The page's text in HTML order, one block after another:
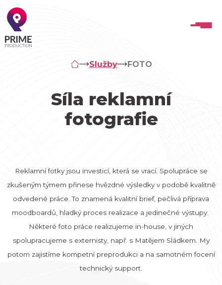
Služby FOTO
Síla reklamní
fotografie
Reklamní fotky jsou investicí, která se vrací. Spolupráce se
zkušeným týmem přinese hvězdné výsledky v podobě kvalitně
odvedené práce. To znamená kvalitní brief, pečlivá příprava
moodboardů, hladký proces realizace a jedinečné výstupy.
Některé foto práce realizujeme in-house, v jiných
spolupracujeme s externisty, např. s Matějem Sládkem. My
potom zajistíme kompetní preprodukci a na samotném focení
technický support.